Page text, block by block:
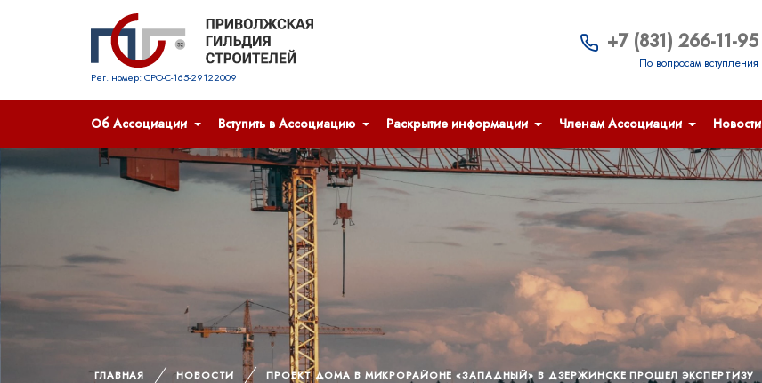
Рег. номер: СРО-С-165-29122009
+7 (831) 266-11-95
По вопросам вступления
Об Ассоциации Вступить в Ассоциацию Раскрытие информации Членам Ассоциации Новости
ГЛАВНАЯ НОВОСТИ ПРОЕКТ ДОМА В МИКРОРАЙОНЕ «ЗАПАДНЫЙ» В ДЗЕРЖИНСКЕ ПРОШЕЛ ЭКСПЕРТИЗУ